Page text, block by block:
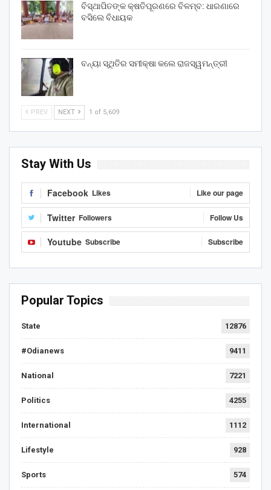
ବିସ୍ଥାପିତଙ୍କ କ୍ଷତିପୂରଣରେ ବିଳମ୍ବ: ଧାରଣାରେ
ବସିଲେ ବିଧାୟକ
ବନ୍ୟା ସ୍ଥିତିର ସମୀକ୍ଷା କଲେ ରାଜସ୍ୱମନ୍ତ୍ରୀ
PREV NEXT 1 of 5,609
Stay With Us
Facebook Likes Like our page
Twitter Followers Follow Us
Youtube Subscribe Subscribe
Popular Topics
State 12876
#Odianews 9411
National 7221
Politics 4255
International 1112
Lifestyle 928
Sports 574